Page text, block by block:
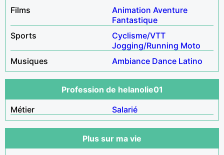
Films
Animation Aventure
Fantastique
Sports
Cyclisme/VTT
Jogging/Running Moto
Musiques
Ambiance Dance Latino
Profession de helanolie01
Métier
Salarié
Plus sur ma vie